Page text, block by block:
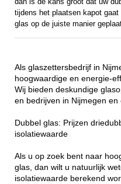
tijdens het plaatsen kapot gaat
glas op de juiste manier
Als glaszettersbedrijf in
hoogwaardige en energie-
Wij bieden deskundige
en bedrijven in Nijmegen en
Dubbel glas: Prijzen
isolatiewaarde
Als u op zoek bent naar
glas, dan wilt u natuurlijk
isolatiewaarde berekend